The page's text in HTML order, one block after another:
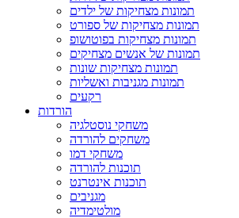
תמונות מצחיקות של ילדים
תמונות מצחיקות של ספורט
תמונות מצחיקות בפוטושופ
תמונות של אנשים מצחיקים
תמונות מצחיקות שונות
תמונות מגניבות ואשליות
רקעים
הורדות
משחקי נוסטלגיה
משחקים להורדה
משחקי דמו
תוכנות להורדה
תוכנות אינטרנט
מגניבים
מולטימדיה